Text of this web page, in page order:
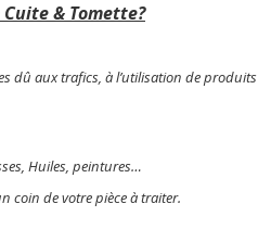
& Tomette?
dû aux trafics, à l’utilisation de produits
Huiles, peintures…
coin de votre pièce à traiter.